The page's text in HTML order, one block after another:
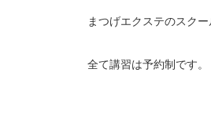
まつげエクステのスク
全て講習は予約制です。